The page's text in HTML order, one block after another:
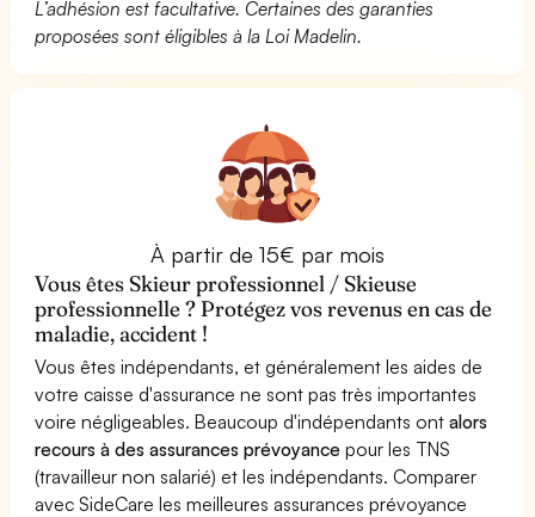
L’adhésion est facultative. Certaines des garanties
proposées sont éligibles à la Loi Madelin.
À partir de 15€ par mois
Vous êtes Skieur professionnel / Skieuse
professionnelle ? Protégez vos revenus en cas de
maladie, accident !
Vous êtes indépendants, et généralement les aides de
votre caisse d'assurance ne sont pas très importantes
voire négligeables. Beaucoup d'indépendants ontalors
recours à des assurances prévoyance pour les TNS
(travailleur non salarié) et les indépendants. Comparer
avec SideCare les meilleures assurances prévoyance